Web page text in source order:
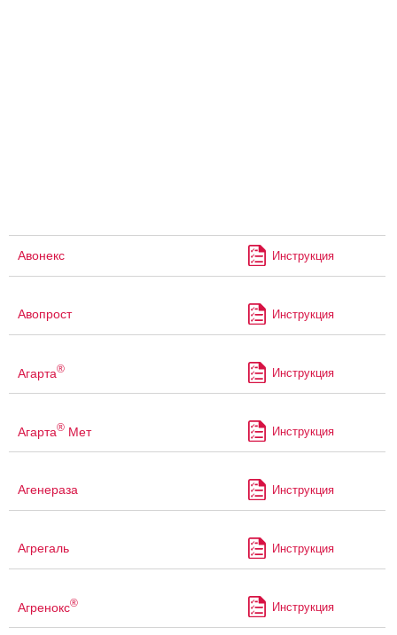
Авонекс Инструкция
Авопрост Инструкция
Агарта® Инструкция
Агарта® Мет Инструкция
Агенераза Инструкция
Агрегаль Инструкция
Агренокс® Инструкция